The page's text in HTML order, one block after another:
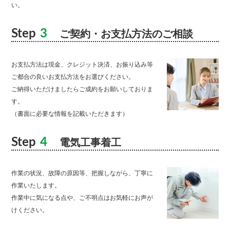
い。
Step 3 ご契約・お支払方法のご相談
お支払方法は現金、クレジット決済、お振り込み等
ご都合の良いお支払方法をお選びください。
ご納得いただけましたらご成約をお願いしておりま
す。
（書面に必要な情報を記載いただきます）
Step 4 電気工事着工
作業の状況、故障の原因等、把握しながら、丁寧に
作業いたします。
作業中に気になる点や、ご不明点はお気軽にお声が
けください。